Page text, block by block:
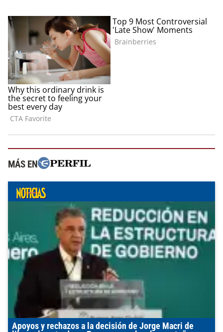
MÁS EN
Apoyos y rechazos a la decisión de Jorge Macri de